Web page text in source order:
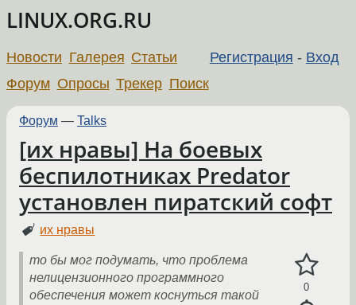
LINUX.ORG.RU
Регистрация - Вход
Новости Галерея Статьи
Форум Опросы Трекер Поиск
Форум — Talks
[их нравы] На боевых
беспилотниках Predator
установлен пиратский софт
их нравы
0
то бы мог подумать, что проблема
нелицензионного программного
обеспечения может коснуться такой